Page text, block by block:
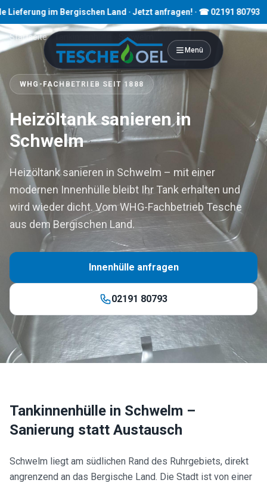
im Bergischen Land · Jetzt anfragen! · ☎ 02191 80793
Menü
Startseite › Schwelm
WHG-FACHBETRIEB SEIT 1888
Heizöltank sanieren in
Schwelm
Heizöltank sanieren in Schwelm – mit einer
modernen Innenhülle bleibt Ihr Tank erhalten und
wird wieder dicht. Vom WHG-Fachbetrieb Tesche
aus dem Bergischen Land.
Innenhülle anfragen
02191 80793
Tankinnenhülle in Schwelm –
Sanierung statt Austausch
Schwelm liegt am südlichen Rand des Ruhrgebiets, direkt
angrenzend an das Bergische Land. Die Stadt ist von einer